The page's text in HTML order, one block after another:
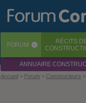
FORUM ‹ RÉCITS
ANNUAIRE
Accueil Forum Constructeurs